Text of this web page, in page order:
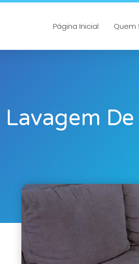
Página Inicial Quem
Lavagem